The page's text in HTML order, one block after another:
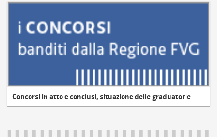
Concorsi in atto e conclusi, situazione delle graduatorie